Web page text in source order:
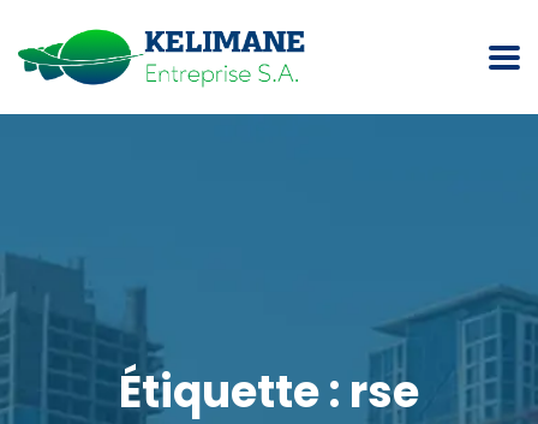
Étiquette : rse